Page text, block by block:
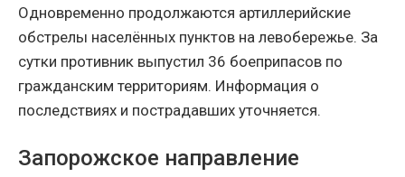
Одновременно продолжаются артиллерийские
обстрелы населённых пунктов на левобережье. За
сутки противник выпустил 36 боеприпасов по
гражданским территориям. Информация о
последствиях и пострадавших уточняется.
Запорожское направление